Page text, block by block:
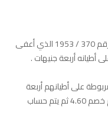
- و هذا متمثل في قانون الإعفاء و التخفيف رقم 370 / 1953 الذي أعفى
أطيانه أربعة جنيهات .
على أطيانهم أربعة
جنيهات في السنة ولا تزيد عن عشرين جنيها يتم خصم 4.60 ثم يتم حساب